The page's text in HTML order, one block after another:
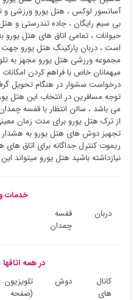
آسانسور لوکس ، هتل یورو ورزشی و
بی سیم رایگان ، جاده تندرستی و
حیوانات ، تمامی اتاق های هتل
است ، دربان پارکینگ هتل یورو جهت
مجموعه ورزشی هتل یورو مجهز به
میهمانان خاص با فراهم کردن
درخواست سشوار در هنگام تحویل
توجه مسافرین در انتخاب این هتل
می باشد ، سالن انتظار با قفسه
از ترک هتل یورو برای مدت زمان
تجهیز دوش های هتل یورو به
ریموت کنترل جداگانه برای اتاق های
نیازداشته باشید هتل یورو میتواند
خدمات
دربان
قفسه
چمدان
در همه
کانال
های
دوش
تلویزیون
(صفحه